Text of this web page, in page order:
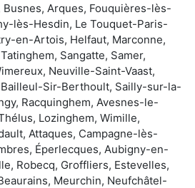
Arques, Fouquières-lès-
lès-Hesdin, Le Touquet-Paris-
en-Artois, Helfaut, Marconne,
Sangatte, Samer,
Neuville-Saint-Vaast,
Sir-Berthoult, Sailly-sur-la-
Racquinghem, Avesnes-le-
Lozinghem, Wimille,
Attaques, Campagne-lès-
Éperlecques, Aubigny-en-
Robecq, Groffliers, Estevelles,
Meurchin, Neufchâtel-